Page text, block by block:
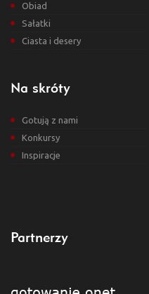
Obiad
Sałatki
Ciasta i desery
Na skróty
Gotują z nami
Konkursy
Inspiracje
Partnerzy